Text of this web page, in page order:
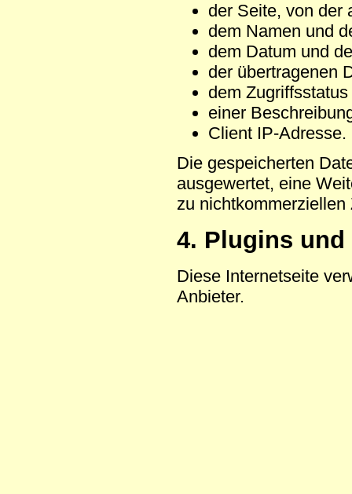
der Seite, von der
dem Namen und
dem Datum und
der übertragenen
dem
einer
Client IP-Adresse.
Die gespeicherten
ausgewertet, eine
zu nichtkommerziellen
4. Plugins und
Diese Internetseite
Anbieter.